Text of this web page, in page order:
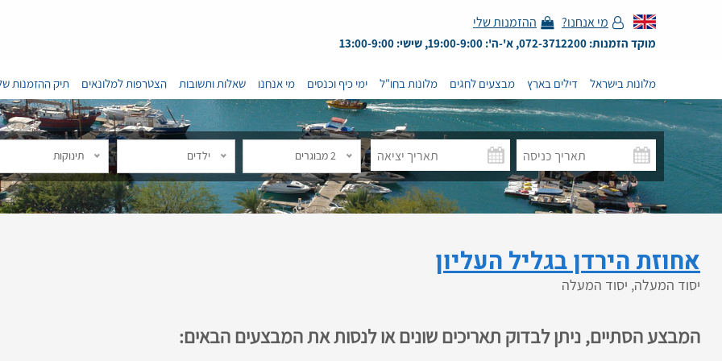
מי אנחנו? ההזמנות שלי
מוקד הזמנות: 072-3712200, א'-ה': 19:00-9:00, שישי: 13:00-9:00
מלונות בישראל דילים בארץ מבצעים לחגים מלונות בחו"ל ימי כיף וכנסים מי אנחנו שאלות ותשובות הצטרפות למלונאים תיק ההזמנות
2 מבוגרים ילדים תינוקות
אחוזת הירדן בגליל העליון
יסוד המעלה, יסוד המעלה
המבצע הסתיים, ניתן לבדוק תאריכים שונים או לנסות את המבצעים הבאים: